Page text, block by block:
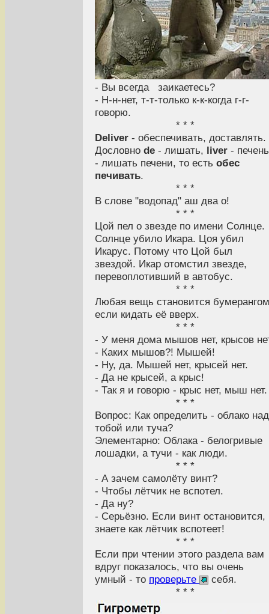
- Вы всегда заикаетесь?
- Н-н-нет, т-т-только к-к-когда г-г-
говорю.
* * *
Deliver - обеспечивать, доставлять.
Дословно de - лишать, liver - печень
- лишать печени, то есть обес
печивать.
* * *
В слове "водопад" аш два о!
* * *
Цой пел о звезде по имени Солнце.
Солнце убило Икара. Цоя убил
Икарус. Потому что Цой был
звездой. Икар отомстил звезде,
перевоплотивший в автобус.
* * *
Любая вещь становится
если кидать её вверх.
* * *
- У меня дома мышов нет, крысов
- Каких мышов?! Мышей!
- Ну, да. Мышей нет, крысей нет.
- Да не крысей, а крыс!
- Так я и говорю - крыс нет, мыш нет.
* * *
Вопрос: Как определить - облако над
тобой или туча?
Элементарно: Облака - белогривые
лошадки, а тучи - как люди.
* * *
- А зачем самолёту винт?
- Чтобы лётчик не вспотел.
- Да ну?
- Серьёзно. Если винт остановится,
знаете как лётчик вспотеет!
* * *
Если при чтении этого раздела вам
вдруг показалось, что вы очень
умный - то проверьте
себя.
* * *